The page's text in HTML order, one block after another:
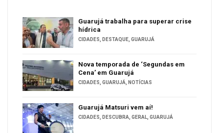
Guarujá trabalha para superar crise
hídrica
CIDADES, DESTAQUE, GUARUJÁ
Nova temporada de ‘Segundas em
Cena’ em Guarujá
CIDADES, GUARUJÁ, NOTÍCIAS
Guarujá Matsuri vem aí!
CIDADES, DESCUBRA, GERAL, GUARUJÁ